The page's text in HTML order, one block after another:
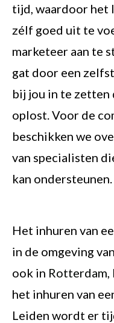
tijd, waardoor het
zélf goed uit te
marketeer aan te
gat door een
bij jou in te zetten
oplost. Voor de
beschikken we
van specialisten
kan ondersteunen.
Het inhuren van
in de omgeving
ook in Rotterdam
het inhuren van
Leiden wordt er